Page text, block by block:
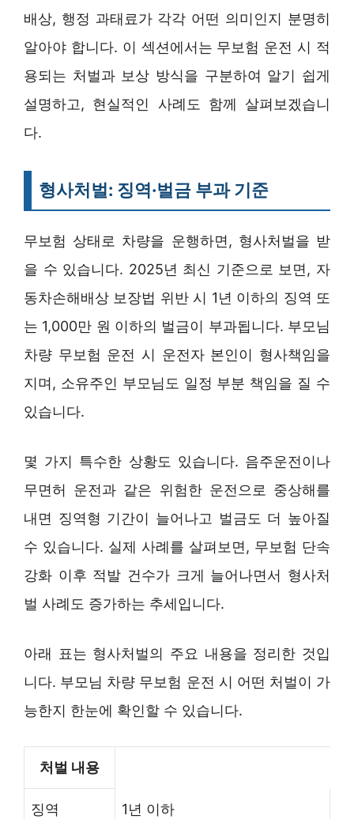
배상, 행정 과태료가 각각 어떤 의미인지 분명히
알아야 합니다. 이 섹션에서는 무보험 운전 시 적
용되는 처벌과 보상 방식을 구분하여 알기 쉽게
설명하고, 현실적인 사례도 함께 살펴보겠습니
다.
형사처벌: 징역·벌금 부과 기준
무보험 상태로 차량을 운행하면, 형사처벌을 받
을 수 있습니다. 2025년 최신 기준으로 보면, 자
동차손해배상 보장법 위반 시 1년 이하의 징역 또
는 1,000만 원 이하의 벌금이 부과됩니다. 부모님
차량 무보험 운전 시 운전자 본인이 형사책임을
지며, 소유주인 부모님도 일정 부분 책임을 질 수
있습니다.
몇 가지 특수한 상황도 있습니다. 음주운전이나
무면허 운전과 같은 위험한 운전으로 중상해를
내면 징역형 기간이 늘어나고 벌금도 더 높아질
수 있습니다. 실제 사례를 살펴보면, 무보험 단속
강화 이후 적발 건수가 크게 늘어나면서 형사처
벌 사례도 증가하는 추세입니다.
아래 표는 형사처벌의 주요 내용을 정리한 것입
니다. 부모님 차량 무보험 운전 시 어떤 처벌이 가
능한지 한눈에 확인할 수 있습니다.
처벌 내용
징역 1년 이하